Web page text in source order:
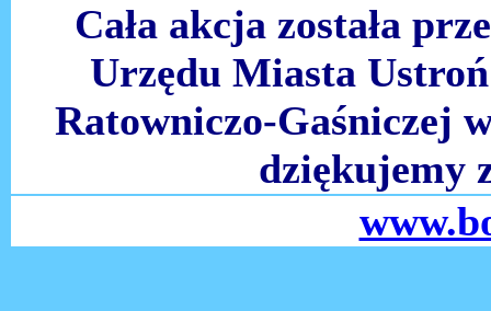
Cała akcja została
Urzędu Miasta
Ratowniczo-Gaśniczej
dziękujemy